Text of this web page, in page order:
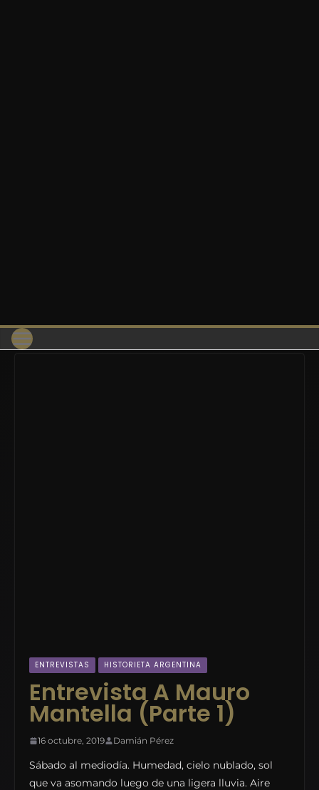
ENTREVISTAS HISTORIETA ARGENTINA
Entrevista A Mauro
Mantella (Parte 1)
16 octubre, 2019 Damián Pérez
Sábado al mediodía. Humedad, cielo nublado, sol
que va asomando luego de una ligera lluvia. Aire